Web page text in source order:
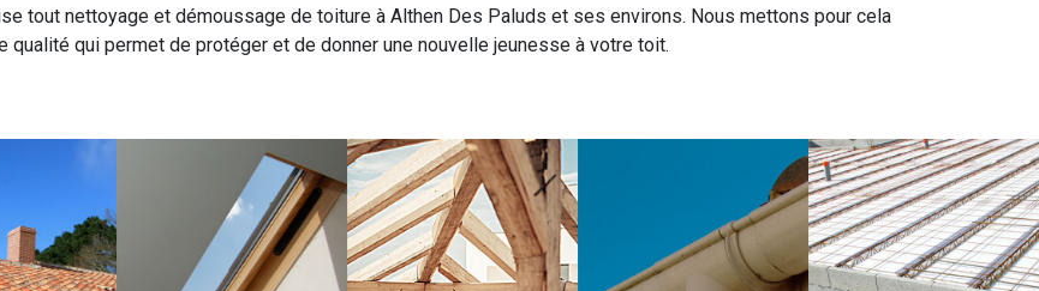
tout nettoyage et démoussage de toiture à Althen Des Paluds et ses environs. Nous mettons pour cela
qualité qui permet de protéger et de donner une nouvelle jeunesse à votre toit.